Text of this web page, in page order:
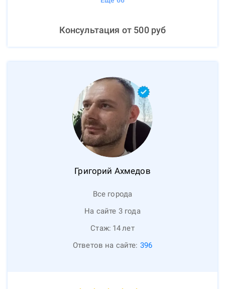
Консультация от 500руб
Григорий Ахмедов
Все города
На сайте 3 года
Стаж: 14лет
Ответов на сайте: 396